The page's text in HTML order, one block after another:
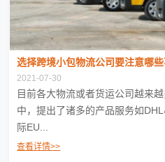
选择跨境小包物流公司要注意哪
2021-07-30
目前各大物流或者货运公司越来
中，提出了诸多的产品服务如
际EU...
查看详情>>